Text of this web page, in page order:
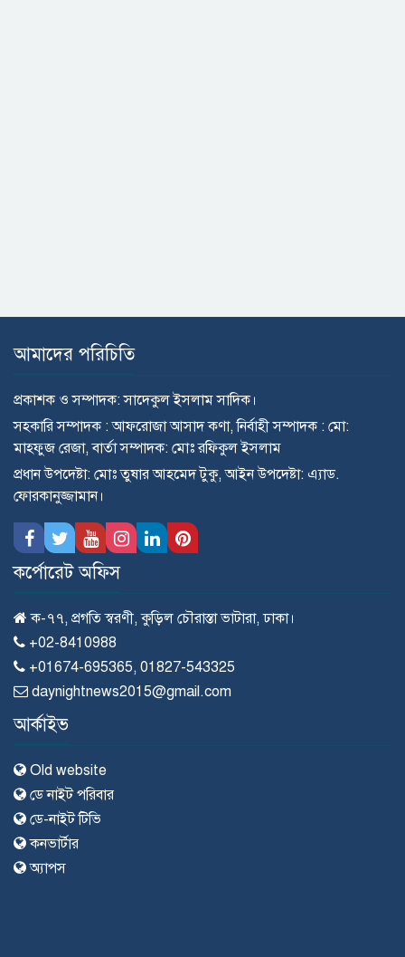
আমাদের পরিচিতি
প্রকাশক ও সম্পাদক: সাদেকুল ইসলাম সাদিক।
সহকারি সম্পাদক : আফরোজা আসাদ কণা, নির্বাহী সম্পাদক : মো:
মাহ্ফুজ রেজা, বার্তা সম্পাদক: মোঃ রফিকুল ইসলাম
প্রধান উপদেষ্টা: মোঃ তুষার আহমেদ টুকু, আইন উপদেষ্টা: এ্যাড.
ফোরকানুজ্জামান।
কর্পোরেট অফিস
ক-৭৭, প্রগতি স্বরণী, কুড়িল চৌরাস্তা ভাটারা, ঢাকা।
+02-8410988
+01674-695365, 01827-543325
daynightnews2015@gmail.com
আর্কাইভ
Old website
ডে নাইট পরিবার
ডে-নাইট টিভি
কনভার্টার
অ্যাপস